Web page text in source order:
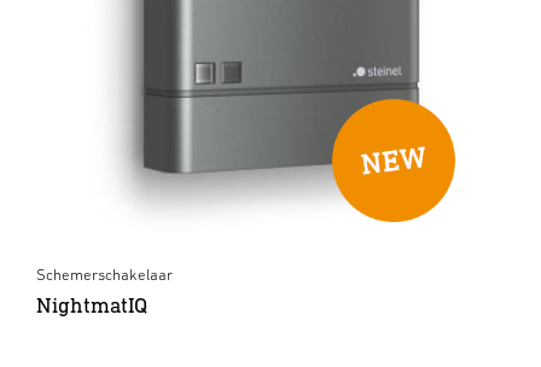
Schemerschakelaar
NightmatIQ